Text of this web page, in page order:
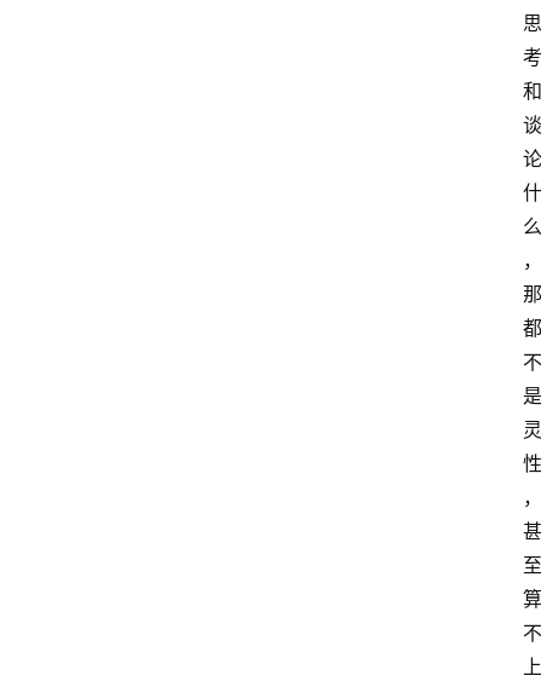
思
考
和
谈
论
什
么
，
那
都
不
是
灵
性
，
甚
至
算
不
上